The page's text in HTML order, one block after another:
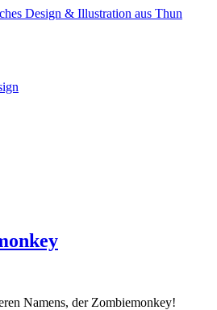
Namens, der Zombiemonkey!